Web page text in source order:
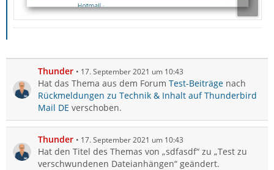
Thunder 17. September 2021 um 10:43
Hat das Thema aus dem Forum Test-Beiträge nach
Rückmeldungen zu Technik & Inhalt auf Thunderbird
Mail DE verschoben.
Thunder 17. September 2021 um 10:43
Hat den Titel des Themas von „sdfasdf“ zu „Test zu
verschwundenen Dateianhängen“ geändert.